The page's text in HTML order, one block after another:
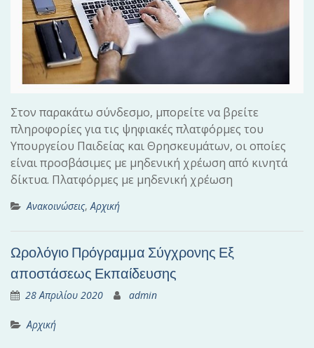
Στον παρακάτω σύνδεσμο, μπορείτε να βρείτε
πληροφορίες για τις ψηφιακές πλατφόρμες του
Υπουργείου Παιδείας και Θρησκευμάτων, οι οποίες
είναι προσβάσιμες με μηδενική χρέωση από κινητά
δίκτυα. Πλατφόρμες με μηδενική χρέωση
Ανακοινώσεις,Αρχική
Ωρολόγιο Πρόγραμμα Σύγχρονης Εξ
αποστάσεως Εκπαίδευσης
28 Απριλίου 2020 admin
Αρχική